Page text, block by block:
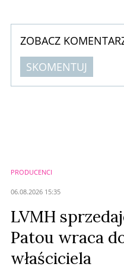
ZOBACZ
SKOMENTUJ
PRODUCENCI
06.08.2026 15:35
LVMH
Patou wraca
właściciela